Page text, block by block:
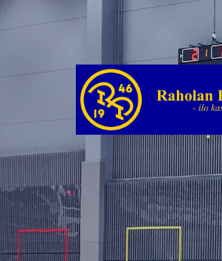
Raholan Pyrkivä ry